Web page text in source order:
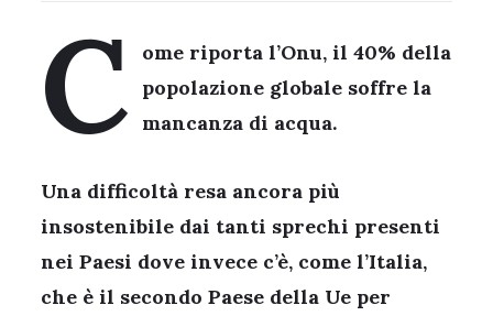
C
ome riporta l’Onu, il 40% della
popolazione globale soffre la
mancanza di acqua.
Una difficoltà resa ancora più
insostenibile dai tanti sprechi presenti
nei Paesi dove invece c’è, come l’Italia,
che è il secondo Paese della Ue per